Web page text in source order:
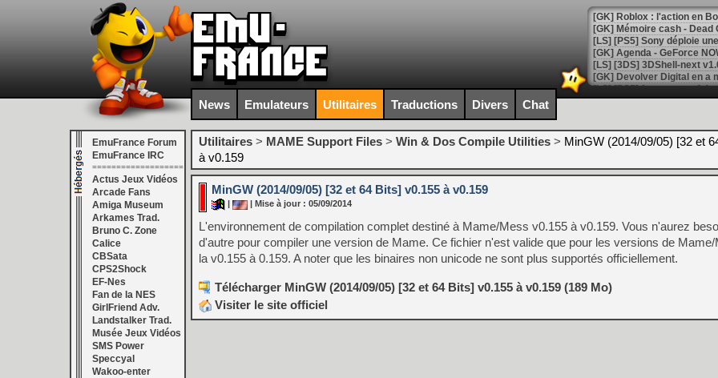
[GK] Roblox : l'action en
[GK] Agenda - GeForce
[GK] Devolver Digital en a
[LS] [PS5] ps5-y2jb-
[GK] Pourquoi Marvel
[GK] Test : Restory : Chill
[GK] GTA 6 : Rockstar
[GK] Hot Wheels Infinite
[GK] Mémoire cash -
[GK] Résultats Nintendo :
[GK] Déjà des
[Mo5] Brickboy cherche à
[GK] Minecraft et ses «
[GK] Beast of
[GK] Ubisoft : fin de partie
[GK] Mémoire cash -
[GK] Dan Houser (GTA)
[GK] Comment EA Sports
[GK] Crimson Moon : un
[GK] Isle of Reveries : le
[GK] Moonlighter 2 : The
[GK] Capcom relance
News Emulateurs Utilitaires Traductions Divers Chat
EmuFrance Forum
EmuFrance IRC
===================
Actus Jeux Vidéos
Arcade Fans
Amiga Museum
Arkames Trad.
Bruno C. Zone
Calice
CBSata
CPS2Shock
EF-Nes
Fan de la NES
GirlFriend Adv.
Landstalker Trad.
Musée Jeux Vidéos
SMS Power
Speccyal
Wakoo-enter
Utilitaires > MAME Support Files > Win & Dos Compile Utilities > MinGW (2014/09/05) [32 et
à v0.159
MinGW (2014/09/05) [32 et 64 Bits] v0.155 à v0.159
| Mise à jour : 05/09/2014
L'environnement de compilation complet destiné à Mame/Mess v0.155 à v0.159. Vous n'aurez
d'autre pour compiler une version de Mame. Ce fichier n'est valide que pour les versions de
la v0.155 à 0.159. A noter que les binaires non unicode ne sont plus supportés officiellement.
Télécharger MinGW (2014/09/05) [32 et 64 Bits] v0.155 à v0.159 (189 Mo)
Visiter le site officiel